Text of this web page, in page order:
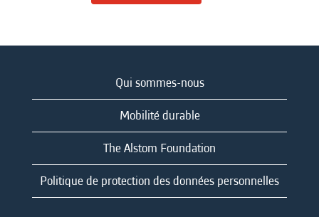
Qui sommes-nous
Mobilité durable
The Alstom Foundation
Politique de protection des données personnelles